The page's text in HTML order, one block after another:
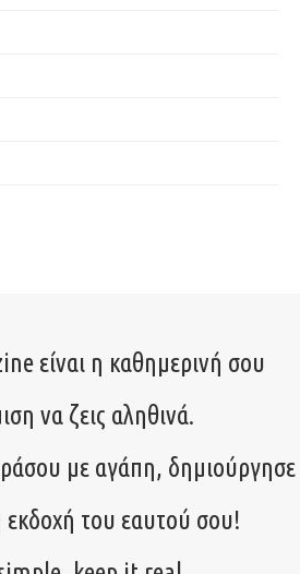
είναι η καθημερινή σου
να ζεις αληθινά.
με αγάπη, δημιούργησε
εκδοχή του εαυτού σου!